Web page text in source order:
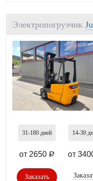
Электропогрузчик
31-180 дней
от 2650 a
Заказать
14-30
от